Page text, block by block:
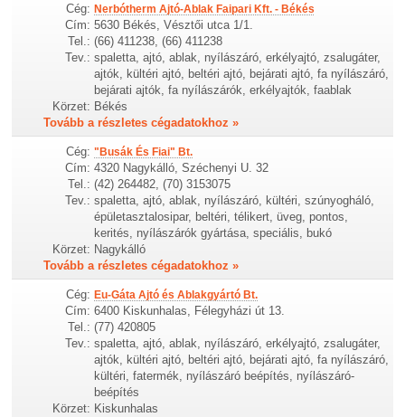
Cég: Nerbótherm Ajtó-Ablak Faipari Kft. - Békés
Cím: 5630 Békés, Vésztői utca 1/1.
Tel.: (66) 411238, (66) 411238
Tev.: spaletta, ajtó, ablak, nyílászáró, erkélyajtó, zsalugáter,
ajtók, kültéri ajtó, beltéri ajtó, bejárati ajtó, fa nyílászáró,
bejárati ajtók, fa nyílászárók, erkélyajtók, faablak
Körzet: Békés
Tovább a részletes cégadatokhoz »
Cég: "Busák És Fiai" Bt.
Cím: 4320 Nagykálló, Széchenyi U. 32
Tel.: (42) 264482, (70) 3153075
Tev.: spaletta, ajtó, ablak, nyílászáró, kültéri, szúnyogháló,
épületasztalosipar, beltéri, télikert, üveg, pontos,
kerités, nyílászárók gyártása, speciális, bukó
Körzet: Nagykálló
Tovább a részletes cégadatokhoz »
Cég: Eu-Gáta Ajtó és Ablakgyártó Bt.
Cím: 6400 Kiskunhalas, Félegyházi út 13.
Tel.: (77) 420805
Tev.: spaletta, ajtó, ablak, nyílászáró, erkélyajtó, zsalugáter,
ajtók, kültéri ajtó, beltéri ajtó, bejárati ajtó, fa nyílászáró,
kültéri, fatermék, nyílászáró beépítés, nyílászáró-
beépítés
Körzet: Kiskunhalas